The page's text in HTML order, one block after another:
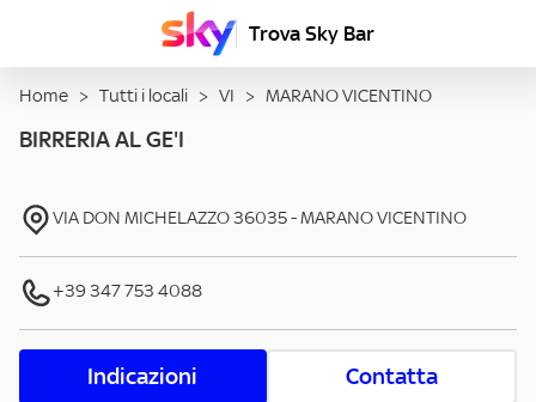
Trova Sky Bar
Home > Tutti i locali > VI > MARANO VICENTINO
BIRRERIA AL GE'I
VIA DON MICHELAZZO36035-MARANO VICENTINO
+39 347 753 4088
Indicazioni Contatta